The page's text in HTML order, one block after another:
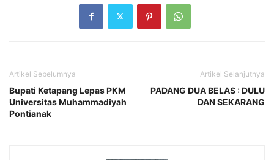
Artikel Sebelumnya
Bupati Ketapang Lepas PKM
Universitas Muhammadiyah
Pontianak
Artikel Selanjutnya
PADANG DUA BELAS : DULU
DAN SEKARANG